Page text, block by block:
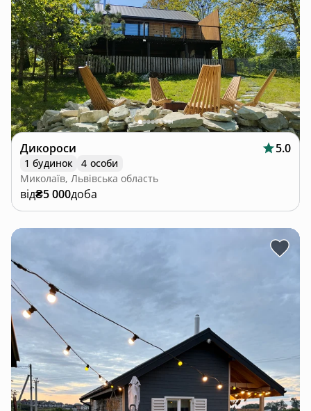
Дикороси 5.0
1 будинок
4 особи
Миколаїв, Львівська область
від₴5 000доба